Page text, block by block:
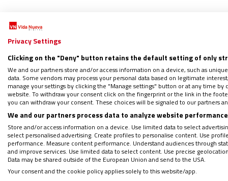
La realidad sociológica tampoco
todavíauna cristiandad escolar
CIS de diciembre de 2025 el
el 35,9% como católica no
creyentes de otra religión, el
religiosos y el 23,9% casi nunca,
funerales.
También, en la escuela pública
Privacy Settings
Clicking on the "Deny" button retains the default setting of only
We and our partners store and/or access information on a device, such as
data. Some vendors may process your personal data based on legitimate
manage your settings by clicking the "Manage settings" button or at any time
website. To withdraw your consent click on the fingerprint or the link in the
you can withdraw your consent. These choices will be signaled to our partners
We and our partners process data to analyze website
Store and/or access information on a device. Use limited data to select
select personalised advertising. Create profiles to personalise content. Use
performance. Measure content performance. Understand audiences through
and improve services. Use limited data to select content. Use precise
Data may be shared outside of the European Union and send to the USA.
Your consent and the cookie policy applies solely to this website/app.